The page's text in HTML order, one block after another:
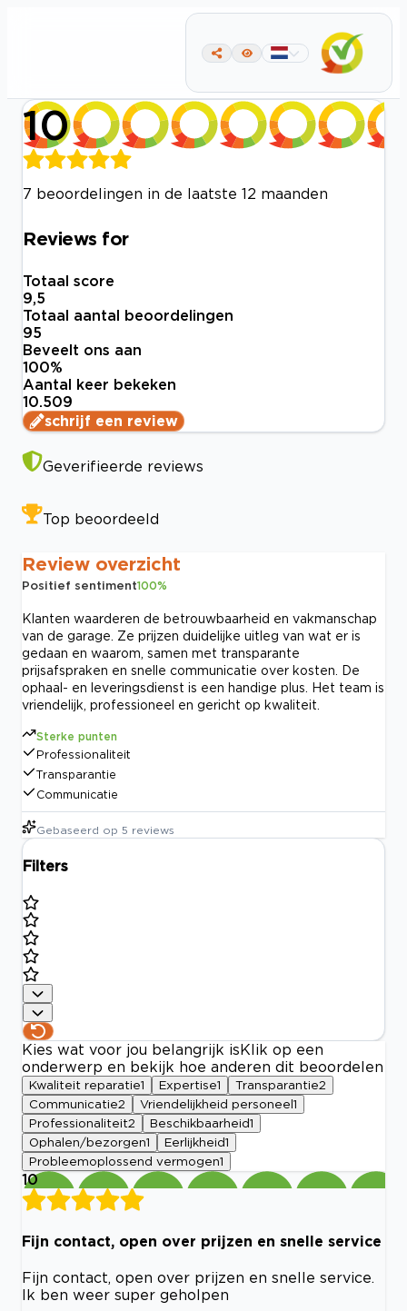
10
7 beoordelingen in de laatste 12 maanden
Reviews for
Totaal score
9,5
Totaal aantal beoordelingen
95
Beveelt ons aan
100%
Aantal keer bekeken
10.509
schrijf een review
Geverifieerde reviews
Top beoordeeld
Review overzicht
Positief sentiment100%
Klanten waarderen de betrouwbaarheid en vakmanschap
van de garage. Ze prijzen duidelijke uitleg van wat er is
gedaan en waarom, samen met transparante
prijsafspraken en snelle communicatie over kosten. De
ophaal- en leveringsdienst is een handige plus. Het team is
vriendelijk, professioneel en gericht op kwaliteit.
Sterke punten
Professionaliteit
Transparantie
Communicatie
Gebaseerd op 5 reviews
Filters
Kies wat voor jou belangrijk is Klik op een
onderwerp en bekijk hoe anderen dit beoordelen
Kwaliteit reparatie1 Expertise1 Transparantie2
Communicatie2 Vriendelijkheid personeel 1
Professionaliteit2 Beschikbaarheid1
Ophalen/bezorgen1 Eerlijkheid1
Probleemoplossend vermogen1
10
Fijn contact, open over prijzen en snelle service
Fijn contact, open over prijzen en snelle service.
Ik ben weer super geholpen